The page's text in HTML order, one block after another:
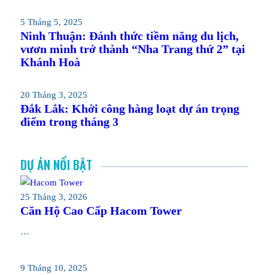
5 Tháng 5, 2025
Ninh Thuận: Đánh thức tiềm năng du lịch,
vươn mình trở thành “Nha Trang thứ 2” tại
Khánh Hoà
20 Tháng 3, 2025
Đắk Lắk: Khởi công hàng loạt dự án trọng
điểm trong tháng 3
DỰ ÁN NỔI BẬT
25 Tháng 3, 2026
Căn Hộ Cao Cấp Hacom Tower
…
9 Tháng 10, 2025